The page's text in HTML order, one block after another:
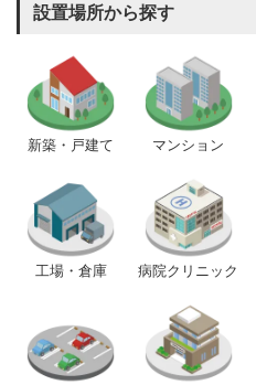
設置場所から探す
新築・戸建て マンション
工場・倉庫 病院クリニック